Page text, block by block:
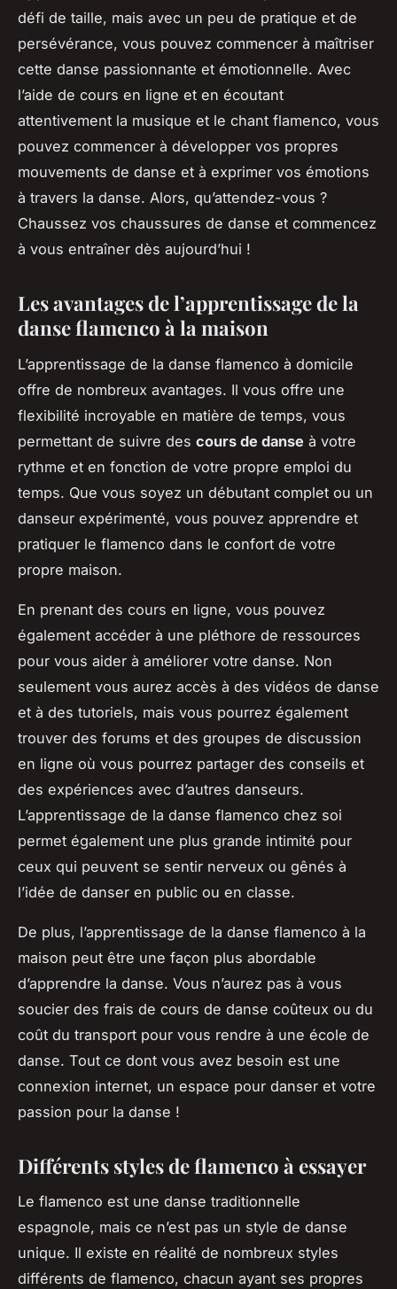
défi de taille, mais avec un peu de pratique et de
persévérance, vous pouvez commencer à maîtriser
cette danse passionnante et émotionnelle. Avec
l’aide de cours en ligne et en écoutant
attentivement la musique et le chant flamenco, vous
pouvez commencer à développer vos propres
mouvements de danse et à exprimer vos émotions
à travers la danse. Alors, qu’attendez-vous ?
Chaussez vos chaussures de danse et commencez
à vous entraîner dès aujourd’hui !
Les avantages de l’apprentissage de la
danse flamenco à la maison
L’apprentissage de la danse flamenco à domicile
offre de nombreux avantages. Il vous offre une
flexibilité incroyable en matière de temps, vous
permettant de suivre des cours de danse à votre
rythme et en fonction de votre propre emploi du
temps. Que vous soyez un débutant complet ou un
danseur expérimenté, vous pouvez apprendre et
pratiquer le flamenco dans le confort de votre
propre maison.
En prenant des cours en ligne, vous pouvez
également accéder à une pléthore de ressources
pour vous aider à améliorer votre danse. Non
seulement vous aurez accès à des vidéos de danse
et à des tutoriels, mais vous pourrez également
trouver des forums et des groupes de discussion
en ligne où vous pourrez partager des conseils et
des expériences avec d’autres danseurs.
L’apprentissage de la danse flamenco chez soi
permet également une plus grande intimité pour
ceux qui peuvent se sentir nerveux ou gênés à
l’idée de danser en public ou en classe.
De plus, l’apprentissage de la danse flamenco à la
maison peut être une façon plus abordable
d’apprendre la danse. Vous n’aurez pas à vous
soucier des frais de cours de danse coûteux ou du
coût du transport pour vous rendre à une école de
danse. Tout ce dont vous avez besoin est une
connexion internet, un espace pour danser et votre
passion pour la danse !
Différents styles de flamenco à essayer
Le flamenco est une danse traditionnelle
espagnole, mais ce n’est pas un style de danse
unique. Il existe en réalité de nombreux styles
différents de flamenco, chacun ayant ses propres